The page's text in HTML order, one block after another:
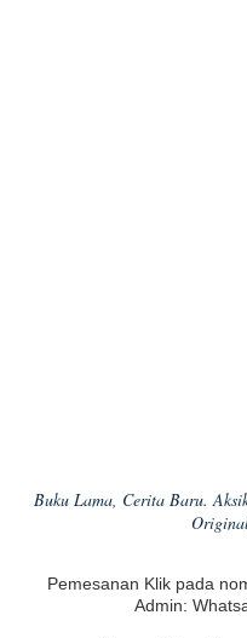
Buku Lama, Cerita Baru.
Pemesanan Klik pada
Admin: